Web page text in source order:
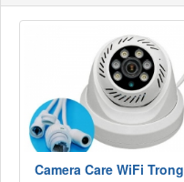
Camera Care WiFi Trong